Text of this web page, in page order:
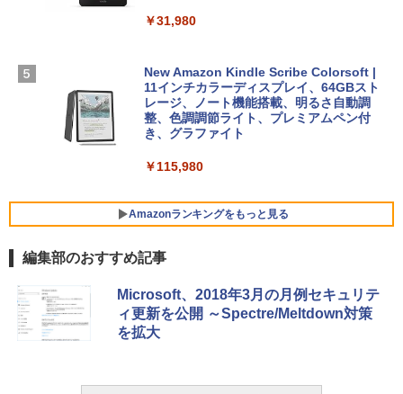
￥129,800
FMV ノートパソコン WE1-K3 (MS 365 P
ersonal/Copilotキー搭載/Win 11/15.6型/
Core i5/16GB/SSD 512GB/ホワイト) FM
VWK3E15W_AZ
ト): Java & Bedrock Edition | オンライ
￥3,600
ェクトリストと最新エミュレータ紹介
￥31,980
New Amazon Kindle Scribe Colorsoft |
11インチカラーディスプレイ、64GBスト
レージ、ノート機能搭載、明るさ自動調
整、色調調節ライト、プレミアムペン付
き、グラファイト
￥115,980
Amazonランキングをもっと見る
編集部のおすすめ記事
Microsoft、2018年3月の月例セキュリテ
ィ更新を公開 ～Spectre/Meltdown対策
を拡大